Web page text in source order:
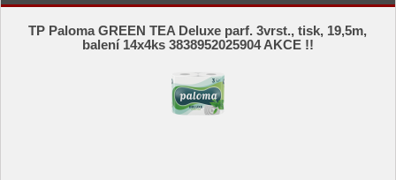
TP Paloma GREEN TEA Deluxe parf. 3vrst., tisk, 19,5m,
balení 14x4ks 3838952025904 AKCE !!